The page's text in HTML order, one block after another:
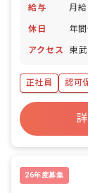
給与 月
休日 年
アクセス 東
正社員 認可
年間休日120
寮・住宅・家
26年度募集